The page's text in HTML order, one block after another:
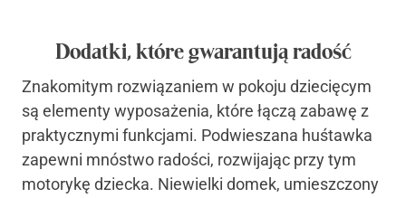
Dodatki, które gwarantują radość
Znakomitym rozwiązaniem w pokoju dziecięcym
są elementy wyposażenia, które łączą zabawę z
praktycznymi funkcjami. Podwieszana huśtawka
zapewni mnóstwo radości, rozwijając przy tym
motorykę dziecka. Niewielki domek, umieszczony